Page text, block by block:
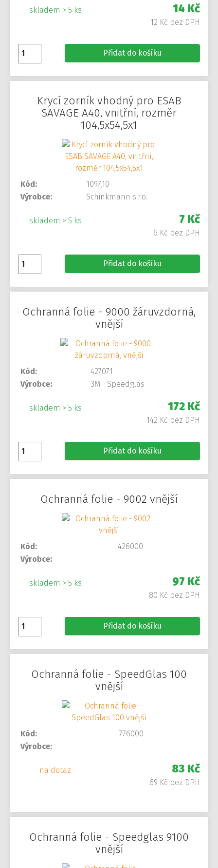
skladem > 5 ks 14 Kč
12 Kč bez DPH
Přidat do košíku
Krycí zorník vhodný pro ESAB
SAVAGE A40, vnitřní, rozměr
104,5x54,5x1
Kód:
1097,10
Výrobce:
Schinkmann s.r.o.
skladem > 5 ks 7 Kč
6 Kč bez DPH
Přidat do košíku
Ochranná folie - 9000 žáruvzdorná,
vnější
Kód:
427071
Výrobce:
3M - Speedglas
skladem > 5 ks 172 Kč
142 Kč bez DPH
Přidat do košíku
Ochranná folie - 9002 vnější
Kód:
426000
Výrobce:
skladem > 5 ks 97 Kč
80 Kč bez DPH
Přidat do košíku
Ochranná folie - SpeedGlas 100
vnější
Kód:
776000
Výrobce:
na dotaz 83 Kč
69 Kč bez DPH
Ochranná folie - Speedglas 9100
vnější